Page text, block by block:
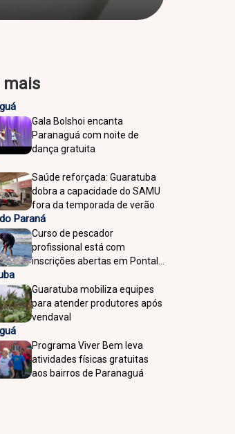
mais
Gala Bolshoi encanta
Paranaguá com noite de
dança gratuita
Saúde reforçada: Guaratuba
dobra a capacidade do SAMU
fora da temporada de verão
Paraná
Curso de pescador
profissional está com
inscrições abertas em Pontal
Guaratuba mobiliza equipes
para atender produtores após
vendaval
Programa Viver Bem leva
atividades físicas gratuitas
aos bairros de Paranaguá